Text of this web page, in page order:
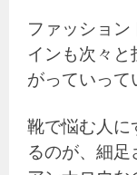
ファッショ
インも次々
がっていって
靴で悩む人に
るのが、細